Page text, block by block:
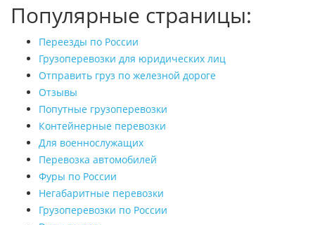
Популярные страницы:
Переезды по России
Грузоперевозки для юридических лиц
Отправить груз по железной дороге
Отзывы
Попутные грузоперевозки
Контейнерные перевозки
Для военнослужащих
Перевозка автомобилей
Фуры по России
Негабаритные перевозки
Грузоперевозки по России